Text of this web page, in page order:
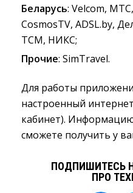
Беларусь: Velcom,
CosmosTV, ADSL.by,
TCM, НИКС;
Прочие: SimTravel.
Для работы
настроенный
кабинет).
сможете получить у
ПОДПИШИТЕСЬ
ПРО